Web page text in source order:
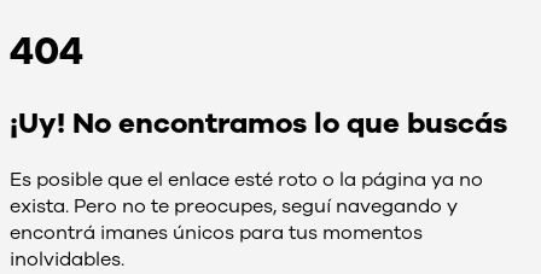
404
¡Uy! No encontramos lo que buscás
Es posible que el enlace esté roto o la página ya no
exista. Pero no te preocupes, seguí navegando y
encontrá imanes únicos para tus momentos
inolvidables.